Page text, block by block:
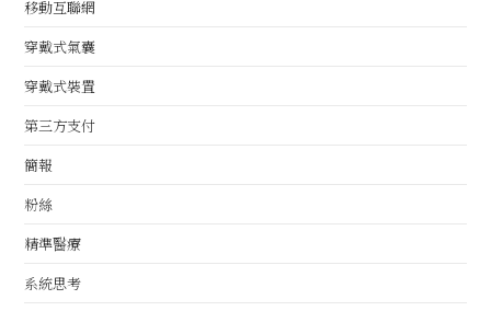
移動互聯網
穿戴式氣囊
穿戴式裝置
第三方支付
簡報
粉絲
精準醫療
系統思考